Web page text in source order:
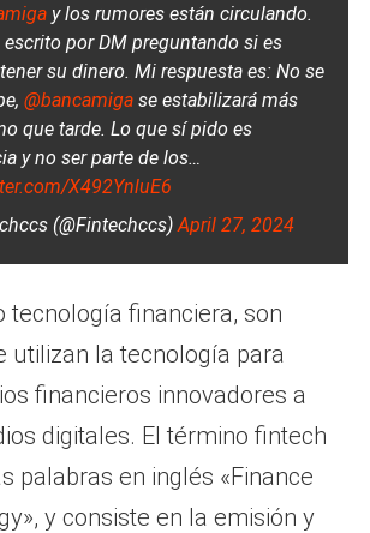
y los rumores están circulando.
escrito por DM preguntando si es
su dinero. Mi respuesta es: No se
@bancamigase estabilizará más
que tarde. Lo que sí pido es
y no ser parte de los…
X492YnluE6
(@Fintechccs) April 27, 2024
tecnología financiera, son
utilizan la tecnología para
financieros innovadores a
digitales. El término fintech
palabras en inglés «Finance
y consiste en la emisión y